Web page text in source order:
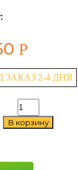
Р
ЗАКАЗ 2-4 ДНЯ
Количество
товара
Michelin
SUV
В корзину